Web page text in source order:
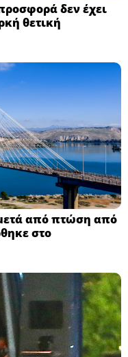
δεν έχει
θετική
από πτώση από
στο